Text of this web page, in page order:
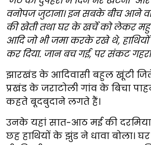
वनोपज जुटाना। इन सबके बीच आने
की खेती तथा घर के खर्चे को लेकर
आदि जो भी जमा करके रखे थे,
कर दिया. जान बच गई, पर संकट गहरा
झारखंड के आदिवासी बहुल खूंटी
प्रखंड के जराटोली गांव के बिचा
कहते बूदबुदाने लगते हैं।
उनके यहां सात-आठ मई की
छह हाथियों के झुंड ने धावा बोला।